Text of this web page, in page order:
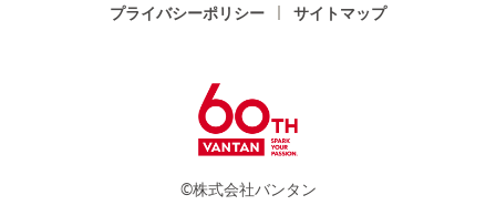
プライバシーポリシー
サイトマップ
©株式会社バンタン